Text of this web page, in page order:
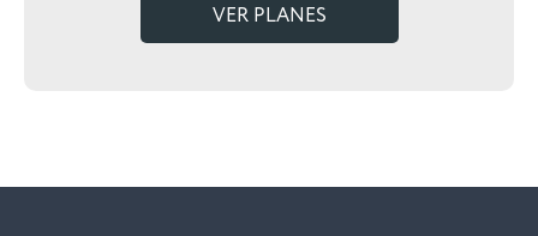
VER PLANES